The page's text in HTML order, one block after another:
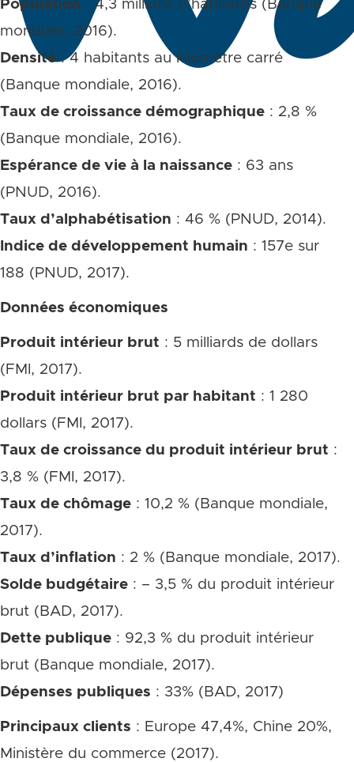
Population : 4,3 millions d’habitants (Banque
mondiale, 2016).
Densité: 4 habitants au kilomètre carré
(Banque mondiale, 2016).
Taux de croissance démographique : 2,8 %
(Banque mondiale, 2016).
Espérance de vie à la naissance : 63 ans
(PNUD, 2016).
Taux d’alphabétisation : 46 % (PNUD, 2014).
Indice de développement humain : 157e sur
188 (PNUD, 2017).
Données économiques
Produit intérieur brut : 5 milliards de dollars
(FMI, 2017).
Produit intérieur brut par habitant : 1 280
dollars (FMI, 2017).
Taux de croissance du produit intérieur brut :
3,8 % (FMI, 2017).
Taux de chômage : 10,2 % (Banque mondiale,
2017).
Taux d’inflation : 2 % (Banque mondiale, 2017).
Solde budgétaire : – 3,5 % du produit intérieur
brut (BAD, 2017).
Dette publique : 92,3 % du produit intérieur
brut (Banque mondiale, 2017).
Dépenses publiques : 33% (BAD, 2017)
Principaux clients : Europe 47,4%, Chine 20%,
Ministère du commerce (2017).